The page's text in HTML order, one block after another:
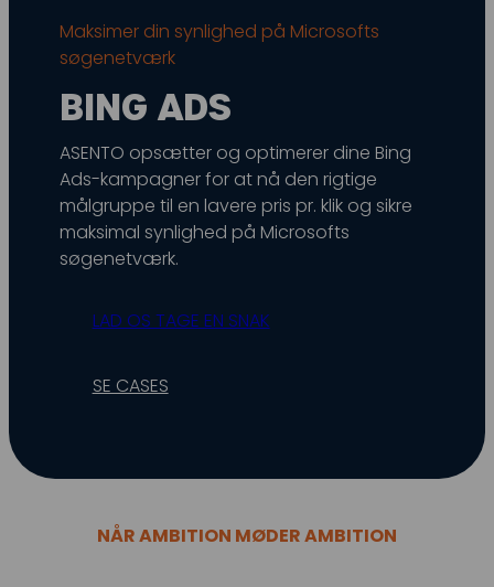
Snapchat annoncering
LinkedIn annoncering
Pinterest annoncering
TikTok annoncering
PAID SEARCH
Google Ads
YouTube annoncering
Google shopping
Maksimer din synlighed på Microsofts
søgenetværk
BING ADS
ASENTO opsætter og optimerer dine Bing
Ads-kampagner for at nå den rigtige
målgruppe til en lavere pris pr. klik og sikre
maksimal synlighed på Microsofts
søgenetværk.
LAD OS TAGE EN SNAK
SE CASES
NÅR AMBITION MØDER AMBITION